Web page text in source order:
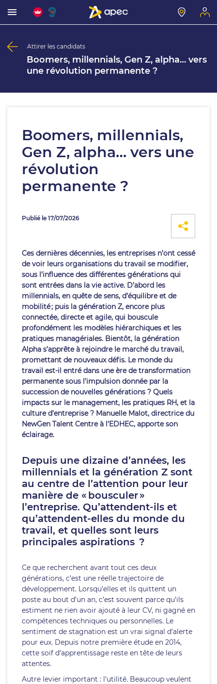
Attirer les candidats
Boomers, millennials, Gen Z, alpha… vers
une révolution permanente ?
Boomers, millennials,
Gen Z, alpha… vers une
révolution
permanente ?
Publié le 17/07/2026
Ces dernières décennies, les entreprises n’ont cessé
de voir leurs organisations du travail se modifier,
sous l’influence des différentes générations qui
sont entrées dans la vie active. D’abord les
millennials, en quête de sens, d’équilibre et de
mobilité ; puis la génération Z, encore plus
connectée, directe et agile, qui bouscule
profondément les modèles hiérarchiques et les
pratiques managériales. Bientôt, la génération
Alpha s’apprête à rejoindre le marché du travail,
promettant de nouveaux défis. Le monde du
travail est-il entré dans une ère de transformation
permanente sous l’impulsion donnée par la
succession de nouvelles générations ? Quels
impacts sur le management, les pratiques RH, et la
culture d’entreprise ? Manuelle Malot, directrice du
NewGen Talent Centre à l’EDHEC, apporte son
éclairage.
Depuis une dizaine d’années, les
millennials et la génération Z sont
au centre de l’attention pour leur
manière de « bousculer »
l’entreprise. Qu’attendent-ils et
qu’attendent-elles du monde du
travail, et quelles sont leurs
principales aspirations ?
Ce que recherchent avant tout ces deux
générations, c’est une réelle trajectoire de
développement. Lorsqu’elles et ils quittent un
poste au bout d’un an, c’est souvent parce qu’ils
estiment ne rien avoir ajouté à leur CV, ni gagné en
compétences techniques ou personnelles. Le
sentiment de stagnation est un vrai signal d’alerte
pour eux. Depuis notre première étude en 2014,
cette soif d’apprentissage reste en tête de leurs
attentes.
Autre levier important : l’utilité. Beaucoup veulent